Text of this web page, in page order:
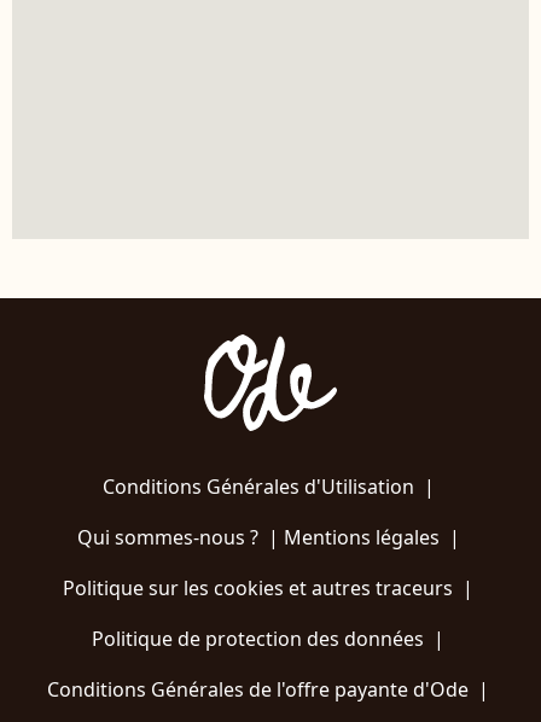
Conditions Générales d'Utilisation |
Qui sommes-nous ?| Mentions légales |
Politique sur les cookies et autres traceurs |
Politique de protection des données |
Conditions Générales de l'offre payante d'Ode |